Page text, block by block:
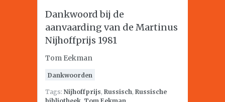
Dankwoord bij de
aanvaarding van de Martinus
Nijhoffprijs 1981
Tom Eekman
Dankwoorden
Tags: Nijhoffprijs, Russisch, Russische